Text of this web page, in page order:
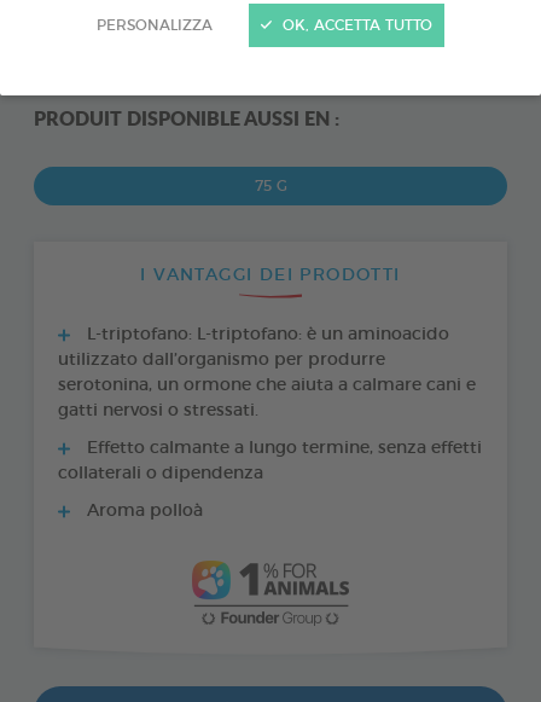
PERSONALIZZA OK, ACCETTA TUTTO
PRODUIT DISPONIBLE AUSSI EN :
75 G
I VANTAGGI DEI PRODOTTI
L-triptofano: L-triptofano: è un aminoacido
utilizzato dall’organismo per produrre
serotonina, un ormone che aiuta a calmare cani e
gatti nervosi o stressati.
Effetto calmante a lungo termine, senza effetti
collaterali o dipendenza
Aroma polloà